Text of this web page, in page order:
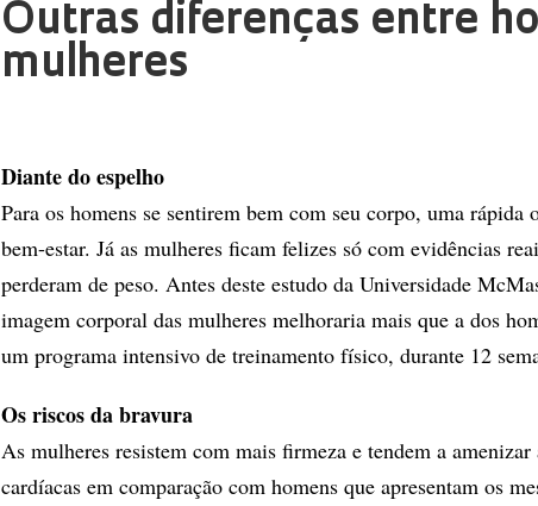
Outras diferenças entre
mulheres
Diante do espelho
Para os homens se sentirem bem com seu corpo, uma rápida
bem-estar. Já as mulheres ficam felizes só com evidências
perderam de peso. Antes deste estudo da Universidade
imagem corporal das mulheres melhoraria mais que a dos
um programa intensivo de treinamento físico, durante 12
Os riscos da bravura
As mulheres resistem com mais firmeza e tendem a amenizar
cardíacas em comparação com homens que apresentam os